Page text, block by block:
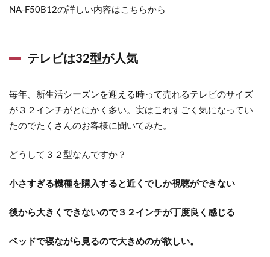
NA-F50B12の詳しい内容はこちらから
テレビは32型が人気
毎年、新生活シーズンを迎える時って売れるテレビのサイズ
が３２インチがとにかく多い。実はこれすごく気になってい
たのでたくさんのお客様に聞いてみた。
どうして３２型なんですか？
小さすぎる機種を購入すると近くでしか視聴ができない
後から大きくできないので３２インチが丁度良く感じる
ベッドで寝ながら見るので大きめのが欲しい。